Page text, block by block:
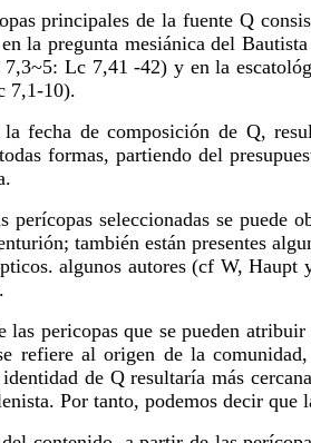
principales de la fuente Q
la pregunta mesiánica del
Lc 7,41 -42) y en la
7,1-10).
fecha de composición de Q,
formas, partiendo del
perícopas seleccionadas se puede
también están presentes
algunos autores (cf W, Haupt
pericopas que se pueden
refiere al origen de la
de Q resultaría más
Por tanto, podemos decir que